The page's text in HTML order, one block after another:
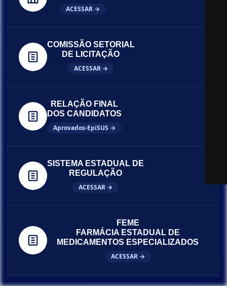
ACESSAR →
COMISSÃO SETORIAL
DE LICITAÇÃO
ACESSAR →
RELAÇÃO FINAL
DOS CANDIDATOS
Aprovados-EpiSUS →
SISTEMA ESTADUAL DE
REGULAÇÃO
ACESSAR →
FEME
FARMÁCIA ESTADUAL DE
MEDICAMENTOS ESPECIALIZADOS
ACESSAR →